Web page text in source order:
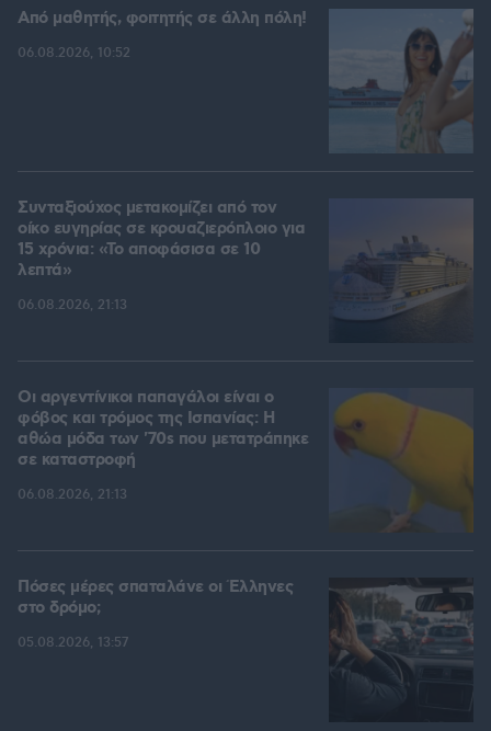
Από μαθητής, φοιτητής σε άλλη πόλη!
06.08.2026, 10:52
Συνταξιούχος μετακομίζει από τον
οίκο ευγηρίας σε κρουαζιερόπλοιο για
15 χρόνια: «Το αποφάσισα σε 10
λεπτά»
06.08.2026, 21:13
Οι αργεντίνικοι παπαγάλοι είναι ο
φόβος και τρόμος της Ισπανίας: Η
αθώα μόδα των '70s που μετατράπηκε
σε καταστροφή
06.08.2026, 21:13
Πόσες μέρες σπαταλάνε οι Έλληνες
στο δρόμο;
05.08.2026, 13:57